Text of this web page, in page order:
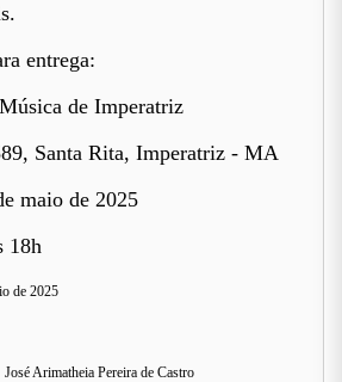
entrega:
de Imperatriz
Santa Rita, Imperatriz - MA
maio de 2025
18h
de 2025
José Arimatheia Pereira de Castro